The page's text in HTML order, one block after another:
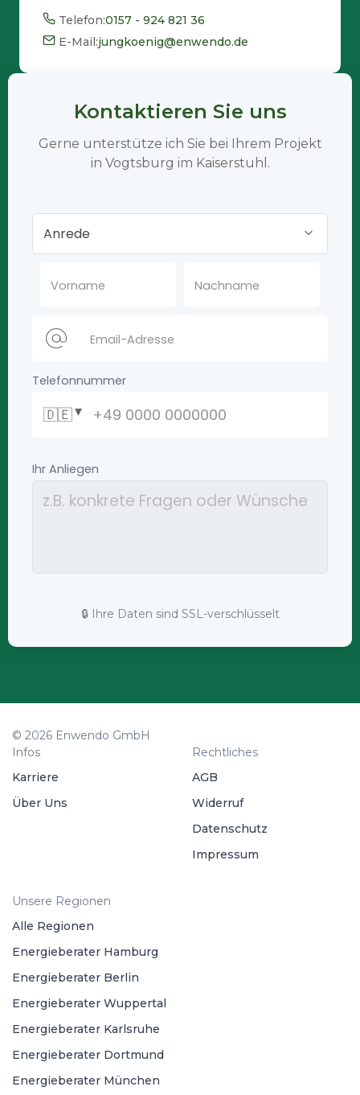
Telefon:0157 - 924 821 36
E-Mail:jungkoenig@enwendo.de
Kontaktieren Sie uns
Gerne unterstütze ich Sie bei Ihrem Projekt
in Vogtsburg im Kaiserstuhl.
🔒 Ihre Daten sind SSL-verschlüsselt
© 2026 Enwendo GmbH
Infos
Karriere
Über Uns
Rechtliches
AGB
Widerruf
Datenschutz
Impressum
Unsere Regionen
Alle Regionen
Energieberater Hamburg
Energieberater Berlin
Energieberater Wuppertal
Energieberater Karlsruhe
Energieberater Dortmund
Energieberater München